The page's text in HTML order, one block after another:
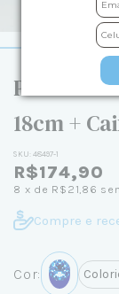
Pulseira
18cm +
SKU: 48497-1
R$174,90
8 x de R$21,86
Compre e
Cor: